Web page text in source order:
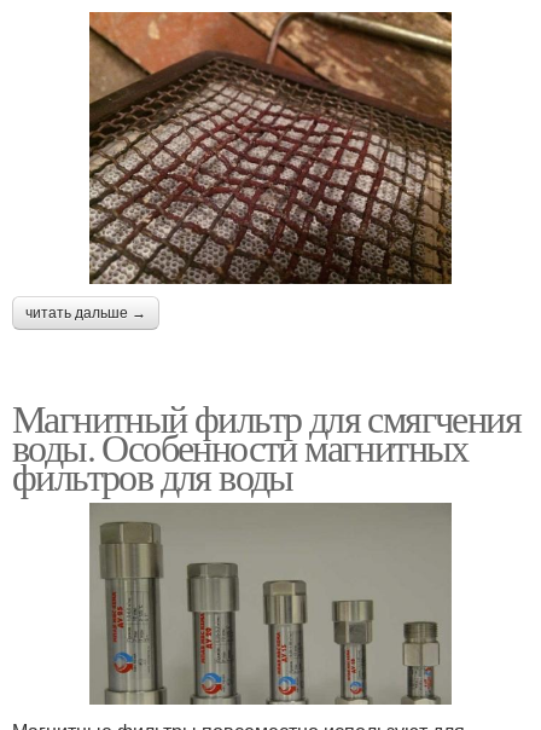
читать дальше →
Магнитный фильтр для смягчения
воды. Особенности магнитных
фильтров для воды